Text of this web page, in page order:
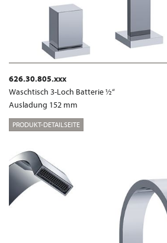
626.30.805.xxx
Waschtisch 3-Loch Batterie ½“
Ausladung 152 mm
PRODUKT-DETAILSEITE